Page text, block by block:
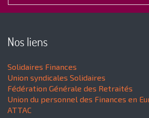
Nos liens
Solidaires Finances
Union syndicales Solidaires
Fédération Générale des Retraités
Union du personnel des Finances en
ATTAC